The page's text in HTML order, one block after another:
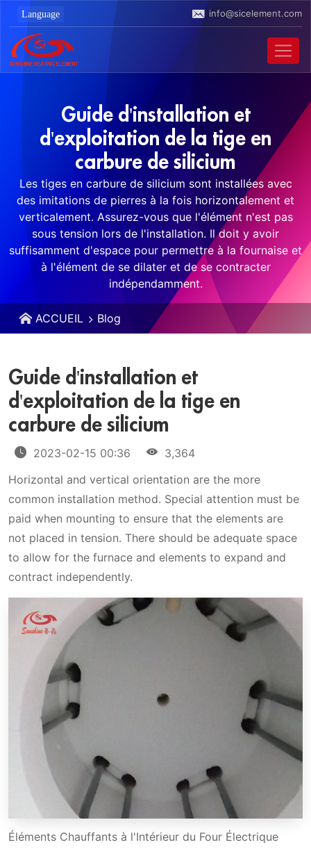
info@sicelement.com
Guide d'installation et
d'exploitation de la tige en
carbure de silicium
Les tiges en carbure de silicium sont installées avec
des imitations de pierres à la fois horizontalement et
verticalement. Assurez-vous que l'élément n'est pas
sous tension lors de l'installation. Il doit y avoir
suffisamment d'espace pour permettre à la fournaise et
à l'élément de se dilater et de se contracter
indépendamment.
ACCUEIL Blog
Guide d'installation et
d'exploitation de la tige en
carbure de silicium
2023-02-15 00:36
3,364
Horizontal and vertical orientation are the more
common installation method. Special attention must be
paid when mounting to ensure that the elements are
not placed in tension. There should be adequate space
to allow for the furnace and elements to expand and
contract independently.
Éléments Chauffants à l'Intérieur du Four Électrique